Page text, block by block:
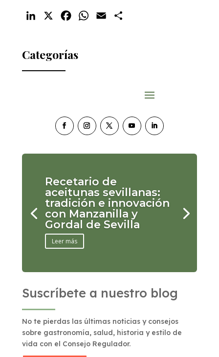
LinkedIn FacebookWhatsApp
Email
Categorías
Recetario de
aceitunas sevillanas:
tradición e innovación
con Manzanilla y
Gordal de Sevilla
Leer más
Suscríbete a nuestro blog
No te pierdas las últimas noticias y consejos
sobre gastronomía, salud, historia y estilo de
vida con el Consejo Regulador.